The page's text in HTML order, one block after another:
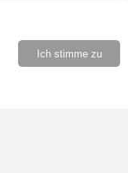
Uhr.
Ich stimme zu